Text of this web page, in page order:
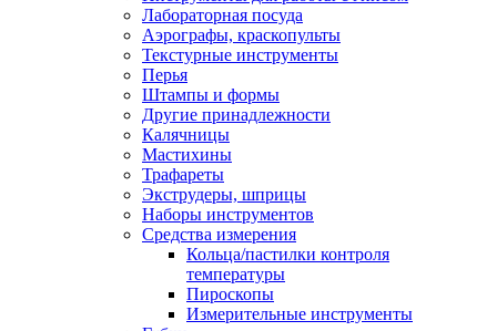
Лабораторная посуда
Аэрографы, краскопульты
Текстурные инструменты
Перья
Штампы и формы
Другие принадлежности
Калячницы
Мастихины
Трафареты
Экструдеры, шприцы
Наборы инструментов
Средства измерения
Кольца/пастилки контроля
температуры
Пироскопы
Измерительные инструменты